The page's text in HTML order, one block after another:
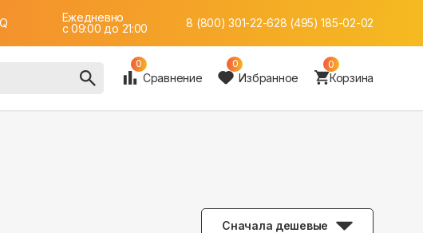
Ежедневно
c 09:00 до 21:00
8 (800) 301-22-628 (495) 185-02-02
0
Сравнение
0
Избранное
0
Корзина
Сначала дешевые